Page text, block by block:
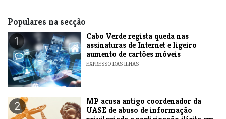
Populares na secção
1
Cabo Verde regista queda nas
assinaturas de Internet e ligeiro
aumento de cartões móveis
EXPRESSO DAS ILHAS
2
MP acusa antigo coordenador da
UASE de abuso de informação